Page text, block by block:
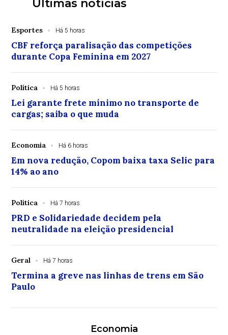
Últimas notícias
Esportes Há 5 horas
CBF reforça paralisação das competições
durante Copa Feminina em 2027
Política Há 5 horas
Lei garante frete mínimo no transporte de
cargas; saiba o que muda
Economia Há 6 horas
Em nova redução, Copom baixa taxa Selic para
14% ao ano
Política Há 7 horas
PRD e Solidariedade decidem pela
neutralidade na eleição presidencial
Geral Há 7 horas
Termina a greve nas linhas de trens em São
Paulo
Economia